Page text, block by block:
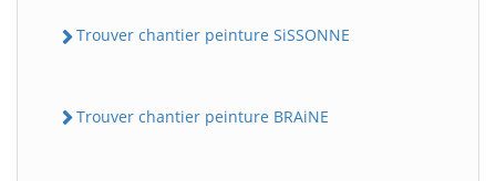
Trouver chantier peinture SiSSONNE
Trouver chantier peinture BRAiNE